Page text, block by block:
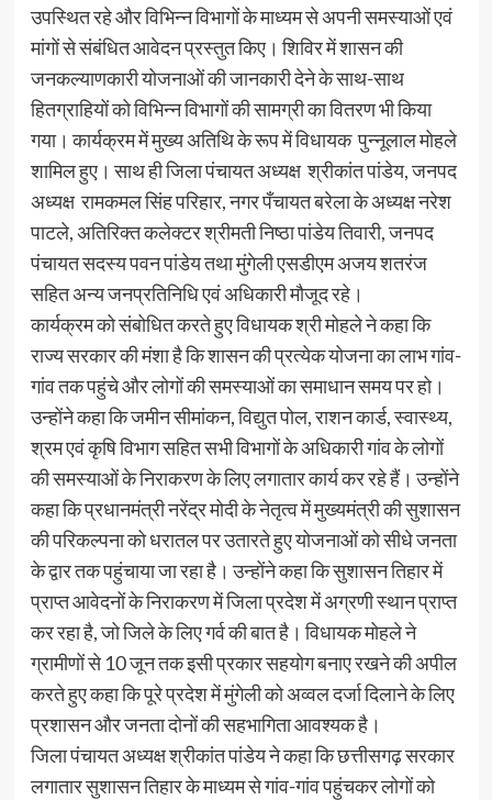
उपस्थित रहे और विभिन्न विभागों के माध्यम से अपनी समस्याओं एवं
मांगों से संबंधित आवेदन प्रस्तुत किए। शिविर में शासन की
जनकल्याणकारी योजनाओं की जानकारी देने के साथ-साथ
हितग्राहियों को विभिन्न विभागों की सामग्री का वितरण भी किया
गया। कार्यक्रम में मुख्य अतिथि के रूप में विधायक पुन्नूलाल मोहले
शामिल हुए। साथ ही जिला पंचायत अध्यक्ष श्रीकांत पांडेय, जनपद
अध्यक्ष रामकमल सिंह परिहार, नगर पँचायत बरेला के अध्यक्ष नरेश
पाटले, अतिरिक्त कलेक्टर श्रीमती निष्ठा पांडेय तिवारी, जनपद
पंचायत सदस्य पवन पांडेय तथा मुंगेली एसडीएम अजय शतरंज
सहित अन्य जनप्रतिनिधि एवं अधिकारी मौजूद रहे।
कार्यक्रम को संबोधित करते हुए विधायक श्री मोहले ने कहा कि
राज्य सरकार की मंशा है कि शासन की प्रत्येक योजना का लाभ गांव-
गांव तक पहुंचे और लोगों की समस्याओं का समाधान समय पर हो।
उन्होंने कहा कि जमीन सीमांकन, विद्युत पोल, राशन कार्ड, स्वास्थ्य,
श्रम एवं कृषि विभाग सहित सभी विभागों के अधिकारी गांव के लोगों
की समस्याओं के निराकरण के लिए लगातार कार्य कर रहे हैं। उन्होंने
कहा कि प्रधानमंत्री नरेंद्र मोदी के नेतृत्व में मुख्यमंत्री की सुशासन
की परिकल्पना को धरातल पर उतारते हुए योजनाओं को सीधे जनता
के द्वार तक पहुंचाया जा रहा है। उन्होंने कहा कि सुशासन तिहार में
प्राप्त आवेदनों के निराकरण में जिला प्रदेश में अग्रणी स्थान प्राप्त
कर रहा है, जो जिले के लिए गर्व की बात है। विधायक मोहले ने
ग्रामीणों से 10 जून तक इसी प्रकार सहयोग बनाए रखने की अपील
करते हुए कहा कि पूरे प्रदेश में मुंगेली को अव्वल दर्जा दिलाने के लिए
प्रशासन और जनता दोनों की सहभागिता आवश्यक है।
जिला पंचायत अध्यक्ष श्रीकांत पांडेय ने कहा कि छत्तीसगढ़ सरकार
लगातार सुशासन तिहार के माध्यम से गांव-गांव पहुंचकर लोगों को